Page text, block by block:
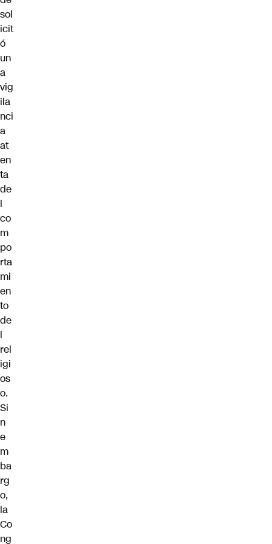
sol
icit
ó
un
a
vig
ila
nci
a
at
en
ta
de
l
co
m
po
rta
mi
en
to
de
l
rel
igi
os
o.
Si
n
e
m
ba
rg
o,
la
Co
ng